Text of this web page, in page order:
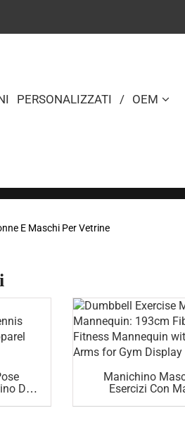
PERSONALIZZATI / OEM
E Maschi Per Vetrine
Di
Manichino
Esercizi Con